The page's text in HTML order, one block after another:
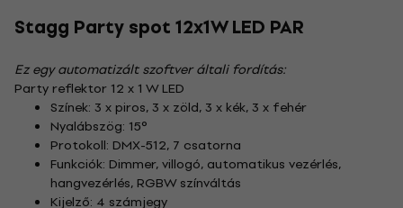
Stagg Party spot 12x1W LED PAR
Ez egy automatizált szoftver általi fordítás:
Party reflektor 12 x 1 W LED
Színek: 3 x piros, 3 x zöld, 3 x kék, 3 x fehér
Nyalábszög: 15°
Protokoll: DMX-512, 7 csatorna
Funkciók: Dimmer, villogó, automatikus vezérlés,
hangvezérlés, RGBW színváltás
Kijelző: 4 számjegy